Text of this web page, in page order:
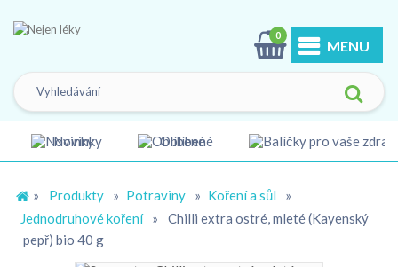
0
Novinky Oblíbené
MENU
» Produkty » Potraviny » Koření a sůl
»
Jednodruhové koření
»
Chilli extra ostré, mleté (Kayenský
pepř) bio 40 g